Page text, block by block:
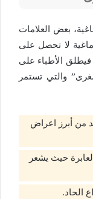
بعض العلامات
لا تحصل على
الأطباء على
والتي تستمر
من أبرز اعراض
حيث يشعر
الحاد.